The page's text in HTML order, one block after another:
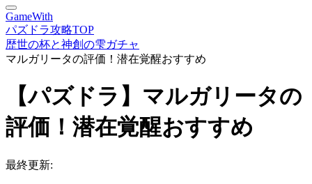
GameWith
パズドラ攻略TOP
歴世の杯と神創の雫ガチャ
マルガリータの評価！潜在覚醒おすすめ
【パズドラ】マルガリータの
評価！潜在覚醒おすすめ
最終更新: